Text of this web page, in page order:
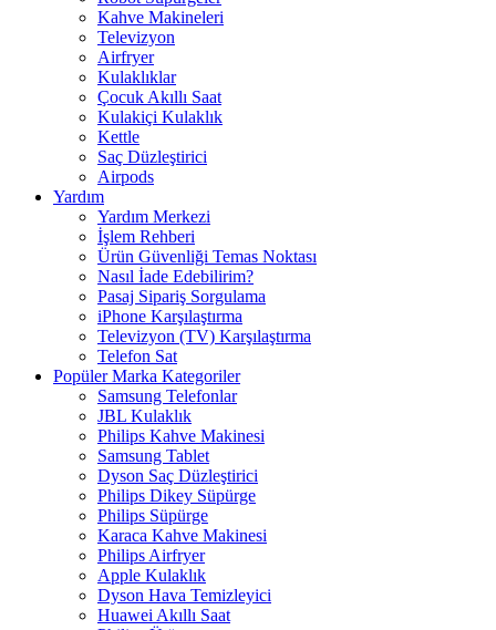
Kahve Makineleri
Televizyon
Airfryer
Kulaklıklar
Çocuk Akıllı Saat
Kulakiçi Kulaklık
Kettle
Saç Düzleştirici
Airpods
Yardım
Yardım Merkezi
İşlem Rehberi
Ürün Güvenliği Temas Noktası
Nasıl İade Edebilirim?
Pasaj Sipariş Sorgulama
iPhone Karşılaştırma
Televizyon (TV) Karşılaştırma
Telefon Sat
Popüler Marka Kategoriler
Samsung Telefonlar
JBL Kulaklık
Philips Kahve Makinesi
Samsung Tablet
Dyson Saç Düzleştirici
Philips Dikey Süpürge
Philips Süpürge
Karaca Kahve Makinesi
Philips Airfryer
Apple Kulaklık
Dyson Hava Temizleyici
Huawei Akıllı Saat